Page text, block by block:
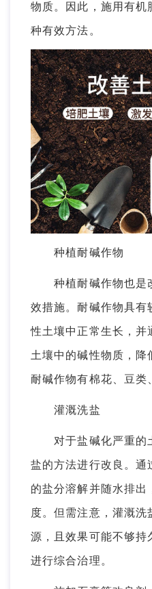
物质。因此，施用有机
种有效方法。
种植耐碱作物
种植耐碱作物也是
效措施。耐碱作物具有
性土壤中正常生长，并
土壤中的碱性物质，降
耐碱作物有棉花、豆类
灌溉洗盐
对于盐碱化严重的
盐的方法进行改良。通
的盐分溶解并随水排出
度。但需注意，灌溉洗
源，且效果可能不够持
进行综合治理。